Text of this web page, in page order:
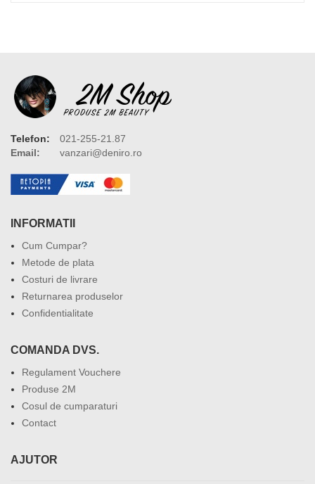
Telefon:
021-255-21.87
Email:
vanzari@deniro.ro
INFORMATII
Cum Cumpar?
Metode de plata
Costuri de livrare
Returnarea produselor
Confidentialitate
COMANDA DVS.
Regulament Vouchere
Produse 2M
Cosul de cumparaturi
Contact
AJUTOR